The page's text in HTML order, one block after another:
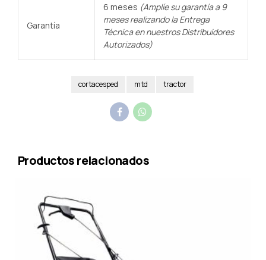
Garantía
6 meses (Amplíe su garantía a 9
meses realizando la Entrega
Técnica en nuestros Distribuidores
Autorizados)
cortacesped mtd tractor
Productos relacionados